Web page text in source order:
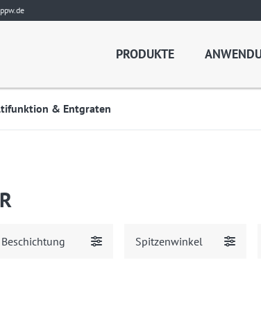
PRODUKTE
& Entgraten
Beschichtung Spitzenwinkel